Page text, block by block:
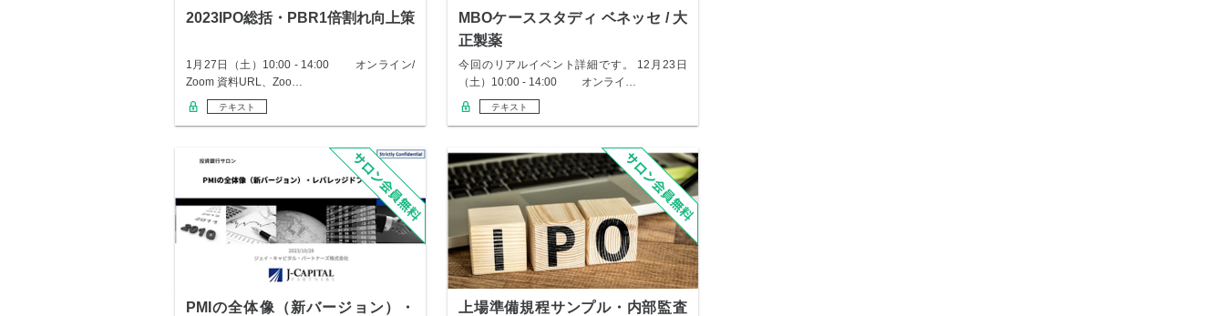
2023IPO総括・PBR1倍割れ向上策
1月27日（土）10:00 - 14:00 オンライン/
Zoom 資料URL、Zoo…
テキスト
MBOケーススタディ ベネッセ / 大
正製薬
今回のリアルイベント詳細です。 12月23日
（土）10:00 - 14:00 オンライ…
テキスト
PMIの全体像（新バージョン）・
上場準備規程サンプル・内部監査